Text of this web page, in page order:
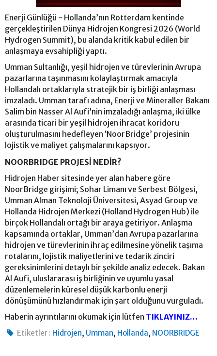
Enerji Günlüğü - Hollanda’nın Rotterdam kentinde
gerçekleştirilen Dünya Hidrojen Kongresi 2026 (World
Hydrogen Summit), bu alanda kritik kabul edilen bir
anlaşmaya evsahipliği yaptı.
Umman Sultanlığı, yeşil hidrojen ve türevlerinin Avrupa
pazarlarına taşınmasını kolaylaştırmak amacıyla
Hollandalı ortaklarıyla stratejik bir iş birliği anlaşması
imzaladı. Umman tarafı adına, Enerji ve Mineraller Bakanı
Salim bin Nasser Al Aufi’nin imzaladığı anlaşma, iki ülke
arasında ticari bir yeşil hidrojen ihracat koridoru
oluşturulmasını hedefleyen ‘NoorBridge’ projesinin
lojistik ve maliyet çalışmalarını kapsıyor.
NOORBRIDGE PROJESİ NEDİR?
Hidrojen Haber sitesinde yer alan habere göre
NoorBridge girişimi; Sohar Limanı ve Serbest Bölgesi,
Umman Alman Teknoloji Üniversitesi, Asyad Group ve
Hollanda Hidrojen Merkezi (Holland Hydrogen Hub) ile
birçok Hollandalı ortağı bir araya getiriyor. Anlaşma
kapsamında ortaklar, Umman’dan Avrupa pazarlarına
hidrojen ve türevlerinin ihraç edilmesine yönelik taşıma
rotalarını, lojistik maliyetlerini ve tedarik zinciri
gereksinimlerini detaylı bir şekilde analiz edecek. Bakan
Al Aufi, uluslararası iş birliğinin ve uyumlu yasal
düzenlemelerin küresel düşük karbonlu enerji
dönüşümünü hızlandırmak için şart olduğunu vurguladı.
Haberin ayrıntılarını okumak için lütfen TIKLAYINIZ…
Etiketler : Hidrojen, Umman, Hollanda, NOORBRIDGE